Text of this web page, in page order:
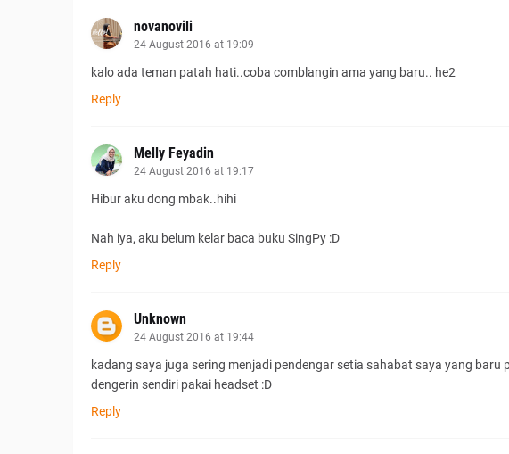
novanovili
24 August 2016 at 19:09
kalo ada teman patah hati..coba comblangin ama yang baru.. he2
Reply
Melly Feyadin
24 August 2016 at 19:17
Hibur aku dong mbak..hihi
Nah iya, aku belum kelar baca buku SingPy :D
Reply
Unknown
24 August 2016 at 19:44
kadang saya juga sering menjadi pendengar setia sahabat saya yang baru
dengerin sendiri pakai headset :D
Reply